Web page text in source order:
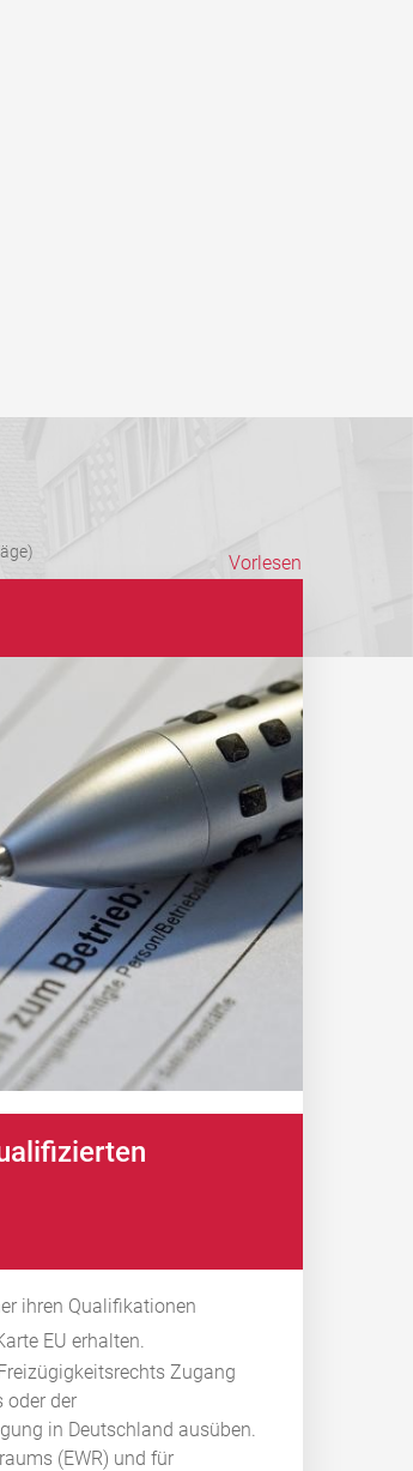
Vorlesen
ihren Qualifikationen
EU erhalten.
Zugang
oder der
in Deutschland ausüben.
(EWR) und für